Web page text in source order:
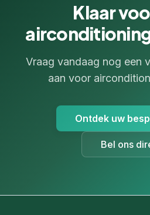
Klaar
Vraag vandaag nog een
aan voor
Ontdek uw
Bel ons